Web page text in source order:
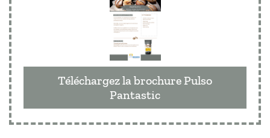
Téléchargez la brochure Pulso
Pantastic